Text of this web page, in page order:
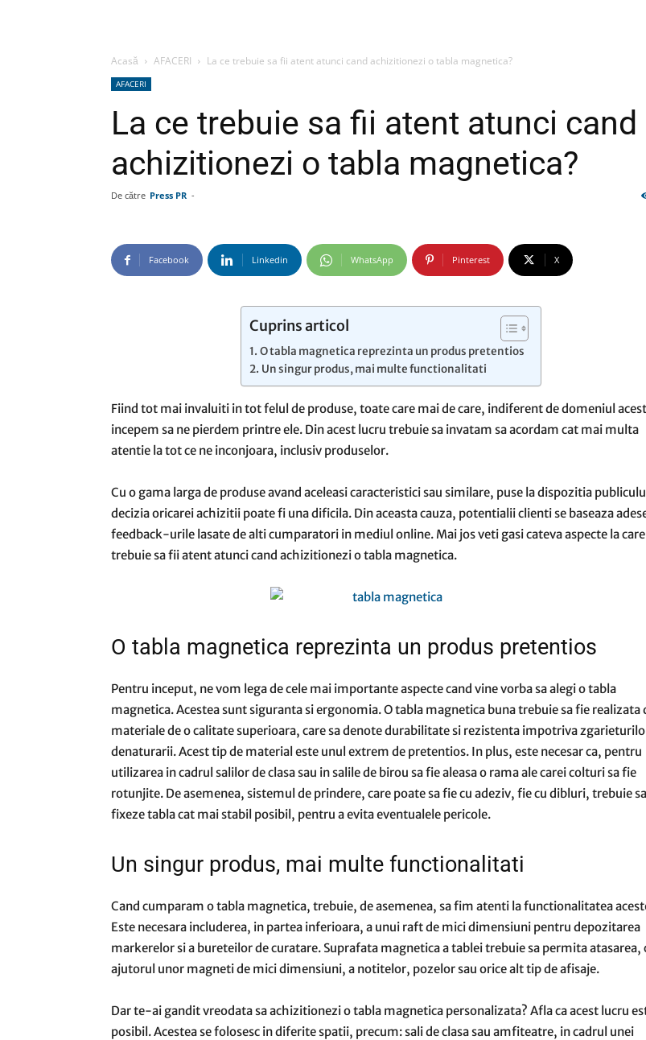
comunicate
de
presa
Acasă AFACERI La ce trebuie sa fii atent atunci cand achizitionezi o tabla magnetica?
AFACERI
La ce trebuie sa fii atent atunci cand
achizitionezi o tabla magnetica?
De către Press PR -
Facebook Linkedin WhatsApp Pinterest X
Cuprins articol
O tabla magnetica reprezinta un produs pretentios
Un singur produs, mai multe functionalitati
Fiind tot mai invaluiti in tot felul de produse, toate care mai de care, indiferent de domeniul
incepem sa ne pierdem printre ele. Din acest lucru trebuie sa invatam sa acordam cat mai multa
atentie la tot ce ne inconjoara, inclusiv produselor.
Cu o gama larga de produse avand aceleasi caracteristici sau similare, puse la dispozitia
decizia oricarei achizitii poate fi una dificila. Din aceasta cauza, potentialii clienti se baseaza
feedback-urile lasate de alti cumparatori in mediul online. Mai jos veti gasi cateva aspecte la care
trebuie sa fii atent atunci cand achizitionezi o tabla magnetica.
O tabla magnetica reprezinta un produs pretentios
Pentru inceput, ne vom lega de cele mai importante aspecte cand vine vorba sa alegi o tabla
magnetica. Acestea sunt siguranta si ergonomia. O tabla magnetica buna trebuie sa fie realizata
materiale de o calitate superioara, care sa denote durabilitate si rezistenta impotriva
denaturarii. Acest tip de material este unul extrem de pretentios. In plus, este necesar ca, pentru
utilizarea in cadrul salilor de clasa sau in salile de birou sa fie aleasa o rama ale carei colturi sa fie
rotunjite. De asemenea, sistemul de prindere, care poate sa fie cu adeziv, fie cu dibluri, trebuie sa
fixeze tabla cat mai stabil posibil, pentru a evita eventualele pericole.
Un singur produs, mai multe functionalitati
Cand cumparam o tabla magnetica, trebuie, de asemenea, sa fim atenti la functionalitatea
Este necesara includerea, in partea inferioara, a unui raft de mici dimensiuni pentru depozitarea
markerelor si a bureteilor de curatare. Suprafata magnetica a tablei trebuie sa permita atasarea,
ajutorul unor magneti de mici dimensiuni, a notitelor, pozelor sau orice alt tip de afisaje.
Dar te-ai gandit vreodata sa achizitionezi o tabla magnetica personalizata? Afla ca acest lucru
posibil. Acestea se folosesc in diferite spatii, precum: sali de clasa sau amfiteatre, in cadrul unei